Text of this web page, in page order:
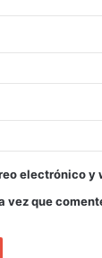
electrónico y
vez que